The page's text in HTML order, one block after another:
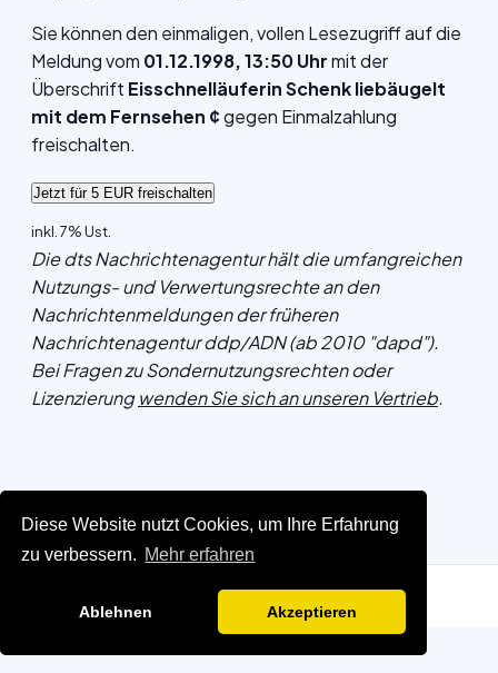
Diese Website nutzt Cookies, um Ihre Erfahrung
zu verbessern. Mehr erfahren
Ablehnen Akzeptieren
Sie können den einmaligen, vollen Lesezugriff auf die
Meldung vom 01.12.1998, 13:50 Uhrmit der
Überschrift Eisschnelläuferin Schenk liebäugelt
mit dem Fernsehen ¢gegen Einmalzahlung
freischalten.
inkl. 7% Ust.
Die dts Nachrichtenagentur hält die umfangreichen
Nutzungs- und Verwertungsrechte an den
Nachrichtenmeldungen der früheren
Nachrichtenagentur ddp/ADN (ab 2010 "dapd").
Bei Fragen zu Sondernutzungsrechten oder
Lizenzierungwenden Sie sich an unseren Vertrieb.